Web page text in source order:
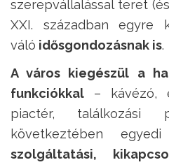
szerepvállalással teret
XXI. században egyre
váló idősgondozásnak is.
A város kiegészül a
funkciókkal – kávézó,
piactér, találkozási
következtében
szolgáltatási,